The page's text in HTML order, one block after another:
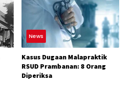
News
Kasus Dugaan Malapraktik
RSUD Prambanan: 8 Orang
Diperiksa